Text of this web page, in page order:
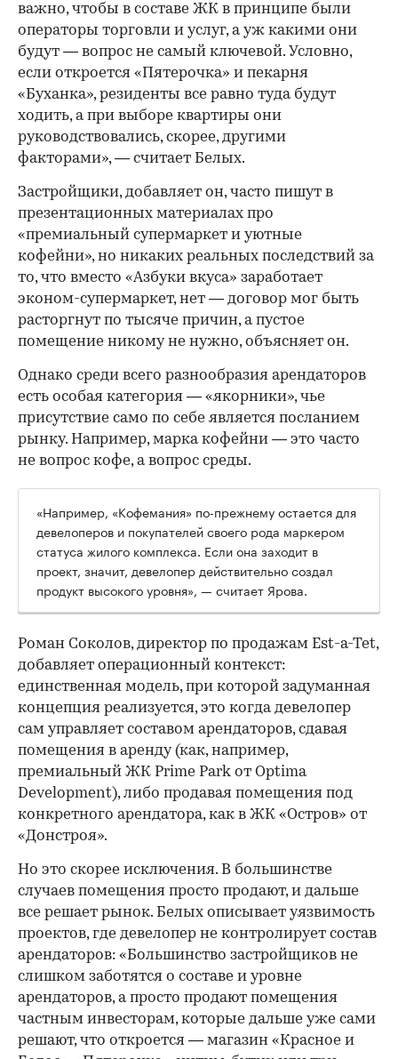
важно, чтобы в составе ЖК в принципе были
операторы торговли и услуг, а уж какими они
будут — вопрос не самый ключевой. Условно,
если откроется «Пятерочка» и пекарня
«Буханка», резиденты все равно туда будут
ходить, а при выборе квартиры они
руководствовались, скорее, другими
факторами», — считает Белых.
Застройщики, добавляет он, часто пишут в
презентационных материалах про
«премиальный супермаркет и уютные
кофейни», но никаких реальных последствий за
то, что вместо «Азбуки вкуса» заработает
эконом-супермаркет, нет — договор мог быть
расторгнут по тысяче причин, а пустое
помещение никому не нужно, объясняет он.
Однако среди всего разнообразия арендаторов
есть особая категория — «якорники», чье
присутствие само по себе является посланием
рынку. Например, марка кофейни — это часто
не вопрос кофе, а вопрос среды.
«Например, «Кофемания» по-прежнему остается для
девелоперов и покупателей своего рода маркером
статуса жилого комплекса. Если она заходит в
проект, значит, девелопер действительно создал
продукт высокого уровня», — считает Ярова.
Роман Соколов, директор по продажам Est-a-Tet,
добавляет операционный контекст:
единственная модель, при которой задуманная
концепция реализуется, это когда девелопер
сам управляет составом арендаторов, сдавая
помещения в аренду (как, например,
премиальный ЖК Prime Park от Optima
Development), либо продавая помещения под
конкретного арендатора, как в ЖК «Остров» от
«Донстроя».
Но это скорее исключения. В большинстве
случаев помещения просто продают, и дальше
все решает рынок. Белых описывает уязвимость
проектов, где девелопер не контролирует состав
арендаторов: «Большинство застройщиков не
слишком заботятся о составе и уровне
арендаторов, а просто продают помещения
частным инвесторам, которые дальше уже сами
решают, что откроется — магазин «Красное и